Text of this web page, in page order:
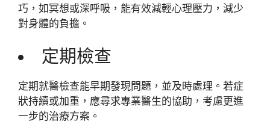
巧，如冥想或深呼吸，能有效減輕心理壓力，減少
對身體的負擔。
定期檢查
定期就醫檢查能早期發現問題，並及時處理。若症
狀持續或加重，應尋求專業醫生的協助，考慮更進
一步的治療方案。